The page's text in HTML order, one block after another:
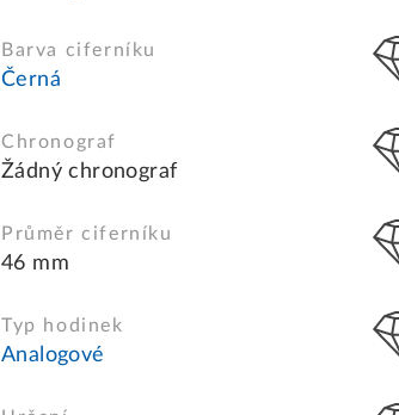
Barva ciferníku
Černá
Chronograf
Žádný chronograf
Průměr ciferníku
46 mm
Typ hodinek
Analogové